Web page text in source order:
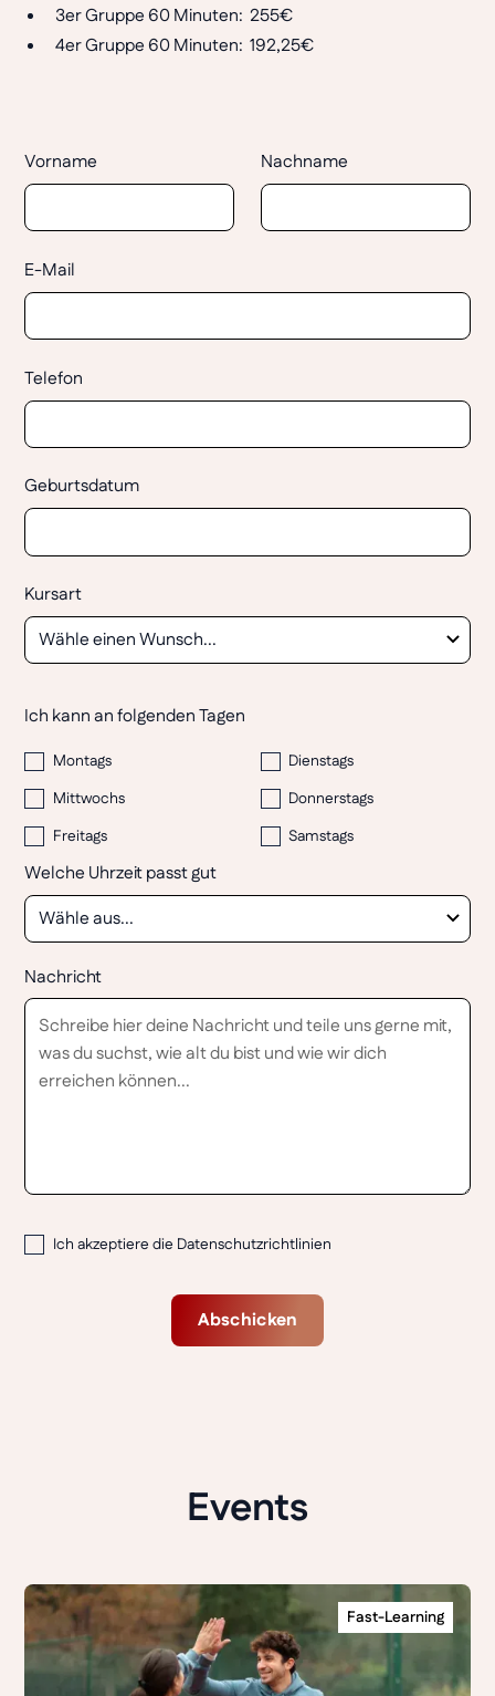
3er Gruppe 60 Minuten: 255€
4er Gruppe 60 Minuten: 192,25€
Vorname Nachname
E-Mail
Telefon
Geburtsdatum
Kursart
Ich kann an folgenden Tagen
Montags
Dienstags
Mittwochs
Donnerstags
Freitags
Samstags
Welche Uhrzeit passt gut
Nachricht
Ich akzeptiere die Datenschutzrichtlinien
Events
Fast-Learning